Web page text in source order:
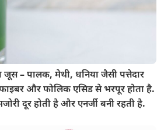
जूस – पालक, मेथी, धनिया जैसी पत्तेदार
और फोलिक एसिड से भरपूर होता है.
दूर होती है और एनर्जी बनी रहती है.